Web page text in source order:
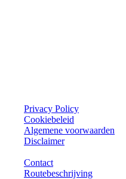
Privacy Policy
Cookiebeleid
Algemene voorwaarden
Disclaimer
Contact
Routebeschrijving